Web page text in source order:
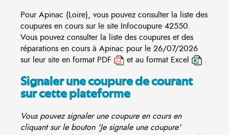
Pour Apinac (Loire), vous pouvez consulter la liste des
coupures en cours sur le site Infocoupure 42550.
Vous pouvez consulter la liste des coupures et des
réparations en cours à Apinac pour le 26/07/2026
sur leur site en format PDF
et au format Excel .
Signaler une coupure de courant
sur cette plateforme
Vous pouvez signaler une coupure en cours en
cliquant sur le bouton 'Je signale une coupure'